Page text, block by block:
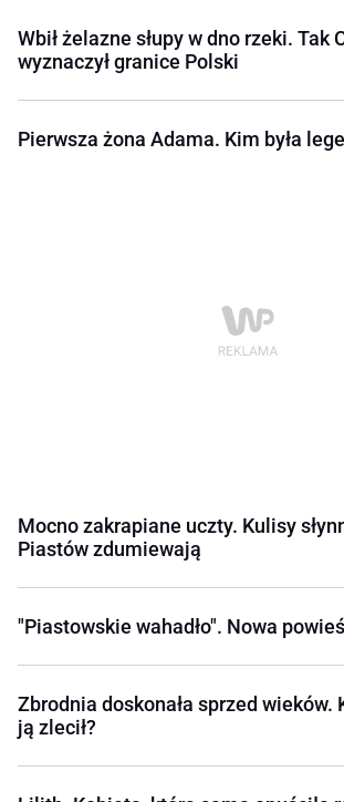
Wbił żelazne słupy w dno rzeki. Tak
wyznaczył granice Polski
Pierwsza żona Adama. Kim była
Mocno zakrapiane uczty. Kulisy
Piastów zdumiewają
"Piastowskie wahadło". Nowa
Zbrodnia doskonała sprzed wieków.
ją zlecił?